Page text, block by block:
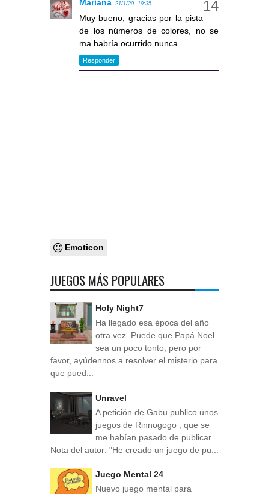
Mariana 21/1/20, 19:35
Muy bueno, gracias por la pista
de los números de colores, no se
ma habría ocurrido nunca.
Responder
Emoticon
JUEGOS MÁS POPULARES
Holy Night7
Ha llegado esa época del año
otra vez. Puede que Papá Noel
sea un poco tonto, pero por
favor, ayúdennos a resolver el misterio para
que pued...
Unravel
A petición de Gabu publico unos
juegos de Rinnogogo , que se
me habían pasado de publicar.
Nota del autor: "He creado un juego de pu...
Juego Mental 24
Nuevo juego mental para